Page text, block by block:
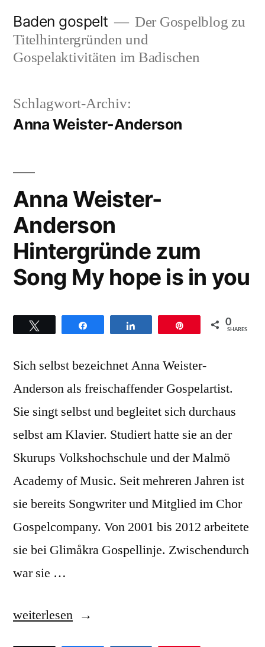
Inhalt
springen
Baden gospelt
Der Gospelblog zu
Titelhintergründen und
Gospelaktivitäten im Badischen
Schlagwort-Archiv:
Anna Weister-Anderson
Anna Weister-
Anderson
Hintergründe zum
Song My hope is in you
0
SHARES
Sich selbst bezeichnet Anna Weister-
Anderson als freischaffender Gospelartist.
Sie singt selbst und begleitet sich durchaus
selbst am Klavier. Studiert hatte sie an der
Skurups Volkshochschule und der Malmö
Academy of Music. Seit mehreren Jahren ist
sie bereits Songwriter und Mitglied im Chor
Gospelcompany. Von 2001 bis 2012 arbeitete
sie bei Glimåkra Gospellinje. Zwischendurch
war sie …
„Anna
weiterlesen